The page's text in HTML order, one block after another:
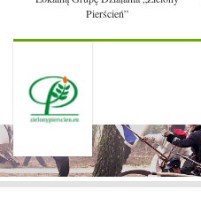
Pierścień”
Menu